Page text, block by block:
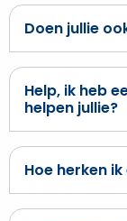
Doen jullie
Help, ik heb
helpen jullie?
Hoe herken